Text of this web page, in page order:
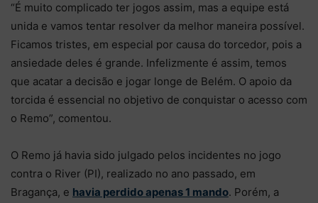
“É muito complicado ter jogos assim, mas a equipe está
unida e vamos tentar resolver da melhor maneira possível.
Ficamos tristes, em especial por causa do torcedor, pois a
ansiedade deles é grande. Infelizmente é assim, temos
que acatar a decisão e jogar longe de Belém. O apoio da
torcida é essencial no objetivo de conquistar o acesso com
o Remo”, comentou.
O Remo já havia sido julgado pelos incidentes no jogo
contra o River (PI), realizado no ano passado, em
Bragança, e havia perdido apenas 1 mando. Porém, a